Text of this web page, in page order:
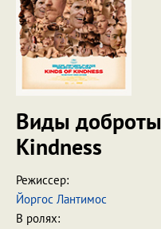
Виды доброты
Kindness
Режиссер:
Йоргос Лантимос
В ролях: